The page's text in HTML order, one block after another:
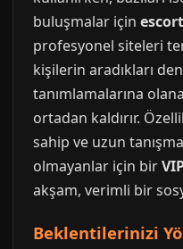
buluşmalar için escort
profesyonel siteleri
kişilerin aradıkları
tanımlamalarına
ortadan kaldırır.
sahip ve uzun
olmayanlar için bir
akşam, verimli bir
Beklentilerinizi